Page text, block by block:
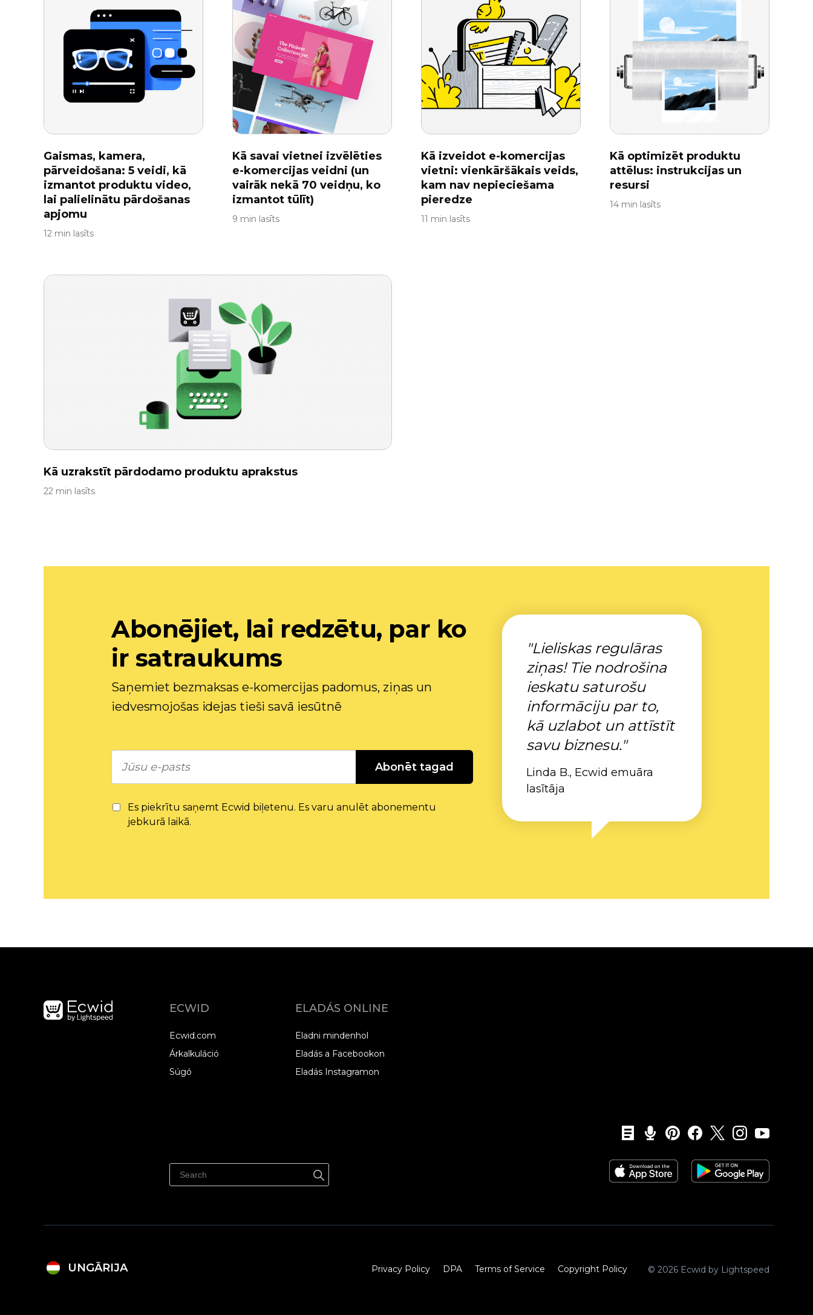
Gaismas, kamera,
pārveidošana: 5 veidi, kā
izmantot produktu video,
lai palielinātu pārdošanas
apjomu
12 min lasīts
Kā savai vietnei izvēlēties
e-komercijas veidni (un
vairāk nekā 70 veidņu, ko
izmantot tūlīt)
9 min lasīts
Kā izveidot e-komercijas
vietni: vienkāršākais veids,
kam nav nepieciešama
pieredze
11 min lasīts
Kā optimizēt produktu
attēlus: instrukcijas un
resursi
14 min lasīts
Kā uzrakstīt pārdodamo produktu aprakstus
22 min lasīts
Abonējiet, lai redzētu, par ko
ir satraukums
Saņemiet bezmaksas e-komercijas padomus, ziņas un
iedvesmojošas idejas tieši savā iesūtnē
Abonēt tagad
Es piekrītu saņemt Ecwid biļetenu. Es varu anulēt abonementu
jebkurā laikā.
"Lieliskas regulāras
ziņas! Tie nodrošina
ieskatu saturošu
informāciju par to,
kā uzlabot un attīstīt
savu biznesu."
Linda B., Ecwid emuāra
lasītāja
ECWID
Ecwid.com
Árkalkuláció
Súgó
ELADÁS ONLINE
Eladni mindenhol
Eladás a Facebookon
Eladás Instagramon
© 2026 Ecwid by Lightspeed
Privacy Policy DPA Terms of Service Copyright Policy‎
UNGĀRIJA